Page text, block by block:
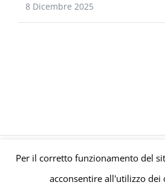
8 Dicembre 2025
© Gruppo Polaris P.IVA C.F. Iscriz.
Cookie Policy | Powered by
Per il corretto funzionamento del
acconsentire all'utilizzo dei